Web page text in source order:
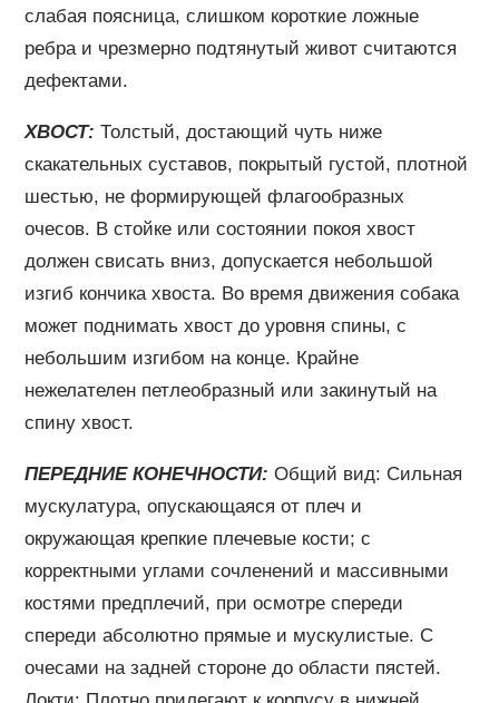
слабая поясница, слишком короткие ложные
ребра и чрезмерно подтянутый живот считаются
дефектами.
ХВОСТ: Толстый, достающий чуть ниже
скакательных суставов, покрытый густой, плотной
шестью, не формирующей флагообразных
очесов. В стойке или состоянии покоя хвост
должен свисать вниз, допускается небольшой
изгиб кончика хвоста. Во время движения собака
может поднимать хвост до уровня спины, с
небольшим изгибом на конце. Крайне
нежелателен петлеобразный или закинутый на
спину хвост.
ПЕРЕДНИЕ КОНЕЧНОСТИ: Общий вид: Сильная
мускулатура, опускающаяся от плеч и
окружающая крепкие плечевые кости; с
корректными углами сочленений и массивными
костями предплечий, при осмотре спереди
спереди абсолютно прямые и мускулистые. С
очесами на задней стороне до области пястей.